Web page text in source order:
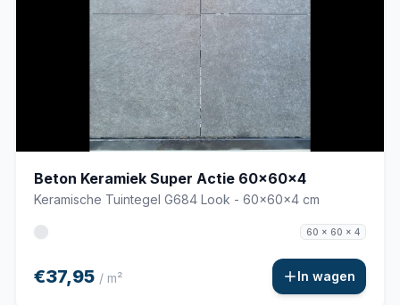
Beton Keramiek Super Actie 60x60x4
Keramische Tuintegel G684 Look - 60x60x4 cm
60 x 60 x 4
€37,95 / m² In wagen